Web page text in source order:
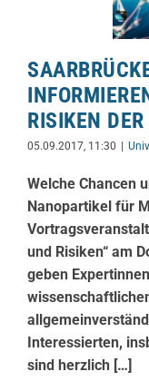
RISIKEN
05.09.2017, 11:30 |
Welche Chancen
Nanopartikel für
und Risiken“ am
geben
Interessierten,
sind herzlich […]